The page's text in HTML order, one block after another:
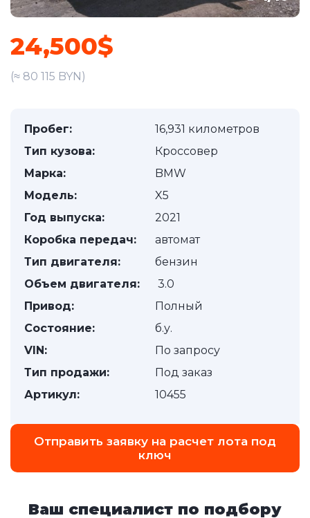
24,500$
(≈ 80 115 BYN)
Пробег:
16,931 километров
Тип кузова:
Кроссовер
Марка:
BMW
Модель:
X5
Год выпуска:
2021
Коробка передач:
автомат
Тип двигателя:
бензин
Объем двигателя:
3.0
Привод:
Полный
Состояние:
б.у.
VIN:
По запросу
Тип продажи:
Под заказ
Артикул:
10455
Отправить заявку на расчет лота под
ключ
Ваш специалист по подбору